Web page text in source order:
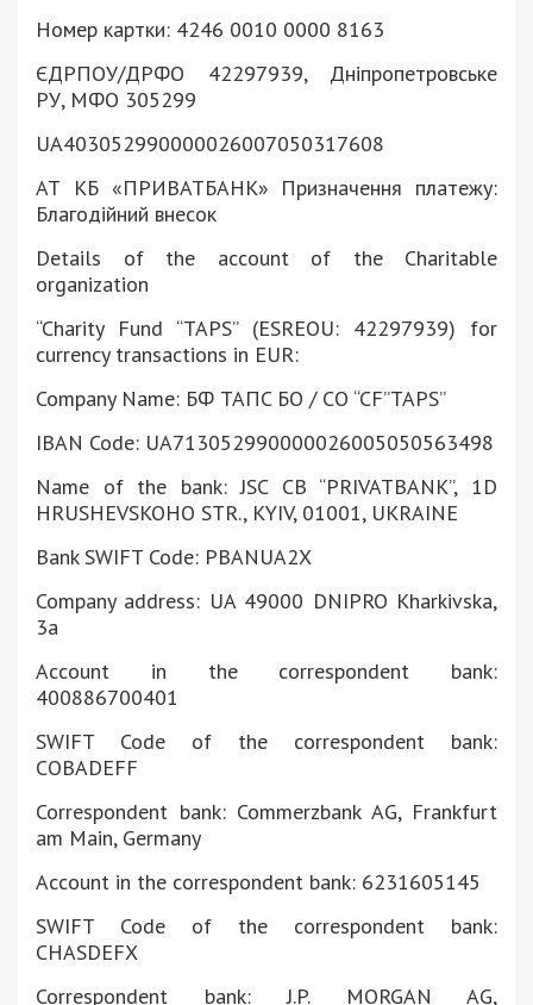
Номер картки: 4246 0010 0000 8163
ЄДРПОУ/ДРФО 42297939, Дніпропетровське
РУ, МФО 305299
UA403052990000026007050317608
АТ КБ «ПРИВАТБАНК» Призначення платежу:
Благодійний внесок
Details of the account of the Charitable
organization
“Charity Fund “TAPS” (ESREOU: 42297939) for
currency transactions in EUR:
Company Name: БФ TAПC БО / CO “CF”TAPS”
IBAN Code: UA713052990000026005050563498
Name of the bank: JSC CB “PRIVATBANK”, 1D
HRUSHEVSKOHO STR., KYIV, 01001, UKRAINE
Bank SWIFT Code: PBANUA2X
Company address: UA 49000 DNIPRO Kharkivska,
3a
Account in the correspondent bank:
400886700401
SWIFT Code of the correspondent bank:
COBADEFF
Correspondent bank: Commerzbank AG, Frankfurt
am Main, Germany
Account in the correspondent bank: 6231605145
SWIFT Code of the correspondent bank:
CHASDEFX
Correspondent bank: J.P. MORGAN AG,